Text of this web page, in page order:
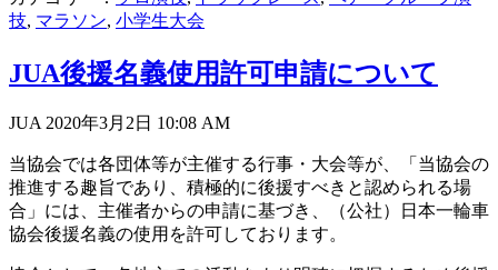
技, マラソン, 小学生大会
JUA後援名義使用許可申請について
JUA 2020年3月2日 10:08 AM
当協会では各団体等が主催する行事・大会等が、「当協会の
推進する趣旨であり、積極的に後援すべきと認められる場
合」には、主催者からの申請に基づき、（公社）日本一輪車
協会後援名義の使用を許可しております。